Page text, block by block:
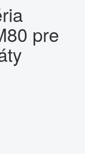
pre